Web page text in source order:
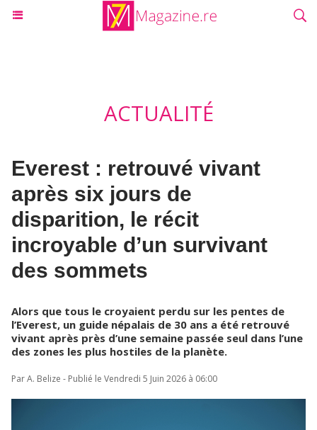
ACTUALITÉ
Everest : retrouvé vivant
après six jours de
disparition, le récit
incroyable d’un survivant
des sommets
Alors que tous le croyaient perdu sur les pentes de
l’Everest, un guide népalais de 30 ans a été retrouvé
vivant après près d’une semaine passée seul dans l’une
des zones les plus hostiles de la planète.
Par A. Belize - Publié le Vendredi 5 Juin 2026 à 06:00